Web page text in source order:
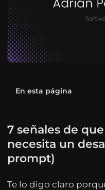
En esta página
7 señales de
necesita un
prompt)
Te lo digo claro